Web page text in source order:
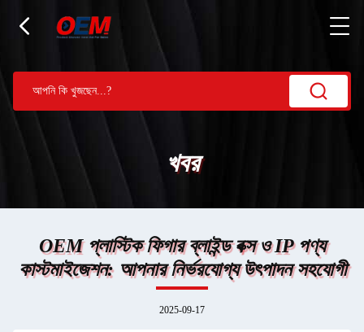
খবর
OEM প্লাস্টিক ফিগার ব্লাইন্ড বক্স ও IP পণ্য
কাস্টমাইজেশন: আপনার নির্ভরযোগ্য উৎপাদন সহযোগী
2025-09-17